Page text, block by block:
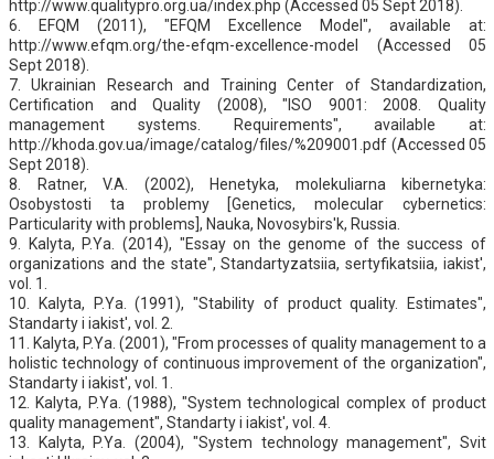
http://www.qualitypro.org.ua/index.php (Accessed 05 Sept 2018).
6. EFQM (2011), "EFQM Excellence Model", available at:
http://www.efqm.org/the-efqm-excellence-model (Accessed 05
Sept 2018).
7. Ukrainian Research and Training Center of Standardization,
Certification and Quality (2008), "ISO 9001: 2008. Quality
management systems. Requirements", available at:
http://khoda.gov.ua/image/catalog/files/%209001.pdf (Accessed 05
Sept 2018).
8. Ratner, V.A. (2002), Henetyka, molekuliarna kibernetyka:
Osobystosti ta problemy [Genetics, molecular cybernetics:
Particularity with problems], Nauka, Novosybirs'k, Russia.
9. Kalyta, P.Ya. (2014), "Essay on the genome of the success of
organizations and the state", Standartyzatsiia, sertyfikatsiia, iakist',
vol. 1.
10. Kalyta, P.Ya. (1991), "Stability of product quality. Estimates",
Standarty i iakist', vol. 2.
11. Kalyta, P.Ya. (2001), "From processes of quality management to a
holistic technology of continuous improvement of the organization",
Standarty i iakist', vol. 1.
12. Kalyta, P.Ya. (1988), "System technological complex of product
quality management", Standarty i iakist', vol. 4.
13. Kalyta, P.Ya. (2004), "System technology management", Svit